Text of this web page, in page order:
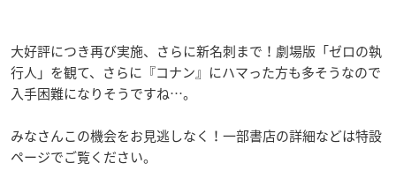
大好評につき再び実施、さらに新名刺まで！劇場版「ゼロの執
行人」を観て、さらに『コナン』にハマった方も多そうなので
入手困難になりそうですね…。
みなさんこの機会をお見逃しなく！一部書店の詳細などは特設
ページでご覧ください。